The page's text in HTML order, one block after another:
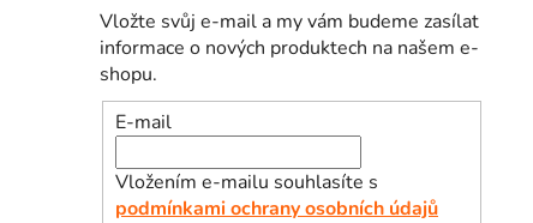
Vložte svůj e-mail a my vám budeme zasílat
informace o nových produktech na našem e-
shopu.
E-mail
Vložením e-mailu souhlasíte s
podmínkami ochrany osobních údajů